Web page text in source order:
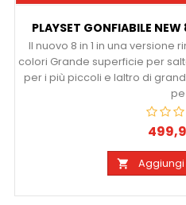
PLAYSET GONFIABILE
Il nuovo 8 in 1 in una versione
colori Grande superficie per
per i più piccoli e laltro di
pe
Prezzo
